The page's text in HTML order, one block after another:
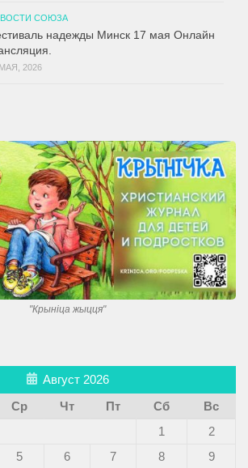
СОЮЗА
надежды Минск 17 мая Онлайн
2026
"Крынiца жыцця"
Август 2026
Ср Чт Пт Сб
Вс
1
2
5 6 7 8
9